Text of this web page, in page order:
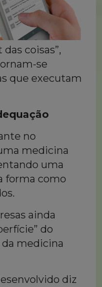
coisas”,
se
que executam
no
medicina
uma
forma como
ainda
do
medicina
diz